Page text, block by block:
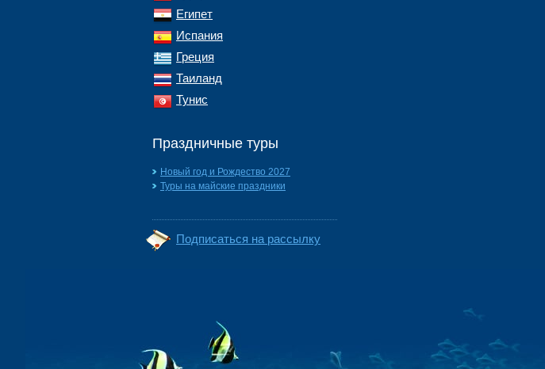
Египет
Испания
Греция
Таиланд
Тунис
Праздничные туры
Новый год и Рождество 2027
Туры на майские праздники
Подписаться на рассылку